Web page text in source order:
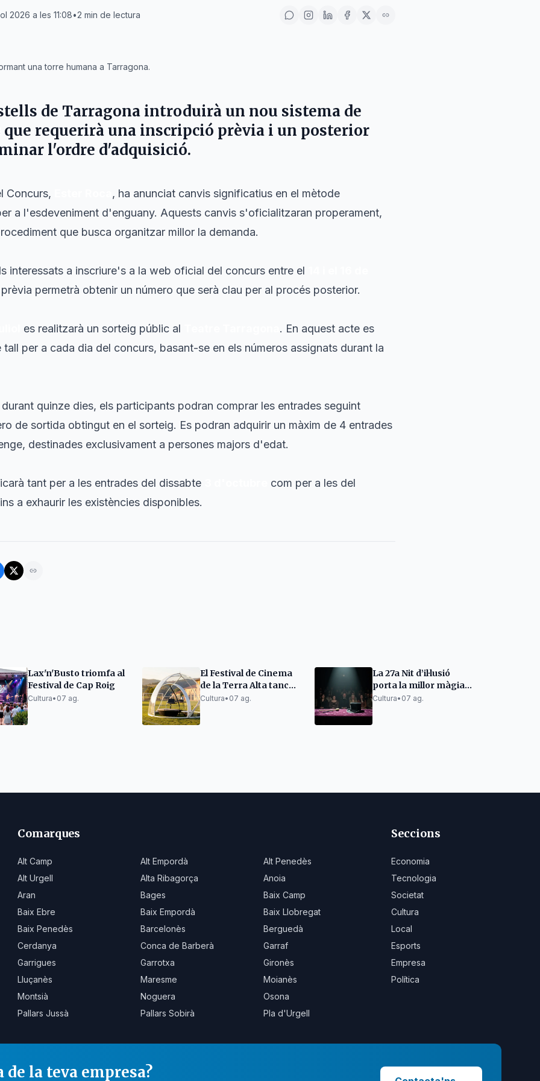
2026 a les 11:08•2 min de lectura
una torre humana a Tarragona.
de Tarragona introduirà un nou sistema de
que requerirà una inscripció prèvia i un posterior
l'ordre d'adquisició.
Concurs,
, ha anunciat canvis significatius en el mètode
a l'esdeveniment d'enguany. Aquests canvis s'oficialitzaran properament,
que busca organitzar millor la demanda.
interessats a inscriure's a la web oficial del concurs entre el
permetrà obtenir un número que serà clau per al procés posterior.
es realitzarà un sorteig públic al
. En aquest acte es
per a cada dia del concurs, basant-se en els números assignats durant la
durant quinze dies, els participants podran comprar les entrades seguint
de sortida obtingut en el sorteig. Es podran adquirir un màxim de 4 entrades
destinades exclusivament a persones majors d'edat.
tant per a les entrades del dissabte
com per a les del
a exhaurir les existències disponibles.
Lax'n'Busto triomfa al
Festival de Cap Roig
Cultura• 07 ag.
El Festival de Cinema
de la Terra Alta tanca
edició amb èxit i
Cultura• 07 ag.
La 27a Nit d’il·lusió
porta la millor màgia a
Santa Cristina d'Aro
Cultura• 07 ag.
Comarques
Alt Camp Alt Empordà
Alt Penedès
Alt Urgell
Alta Ribagorça
Anoia
Aran
Bages
Baix Camp
Baix Ebre
Baix Empordà
Baix Llobregat
Baix Penedès
Barcelonès
Berguedà
Cerdanya
Conca de Barberà
Garraf
Garrigues
Garrotxa
Gironès
Lluçanès
Maresme
Moianès
Montsià
Noguera
Osona
Pallars Jussà
Pallars Sobirà Pla d'Urgell
Seccions
Economia
Tecnologia
Societat
Cultura
Local
Esports
Empresa
Política
la teva empresa?